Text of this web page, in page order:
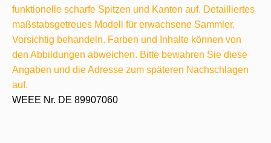
funktionelle scharfe Spitzen und Kanten auf. Detailliertes
maßstabsgetreues Modell für erwachsene Sammler.
Vorsichtig behandeln. Farben und Inhalte können von
den Abbildungen abweichen. Bitte bewahren Sie diese
Angaben und die Adresse zum späteren Nachschlagen
auf.
WEEE Nr. DE 89907060